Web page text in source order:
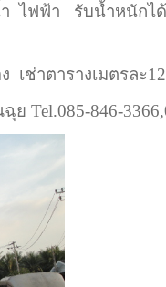
ไฟฟ้า รับน้ำหนักไ
ช่าตารางเมตรละ
Tel.085-846-